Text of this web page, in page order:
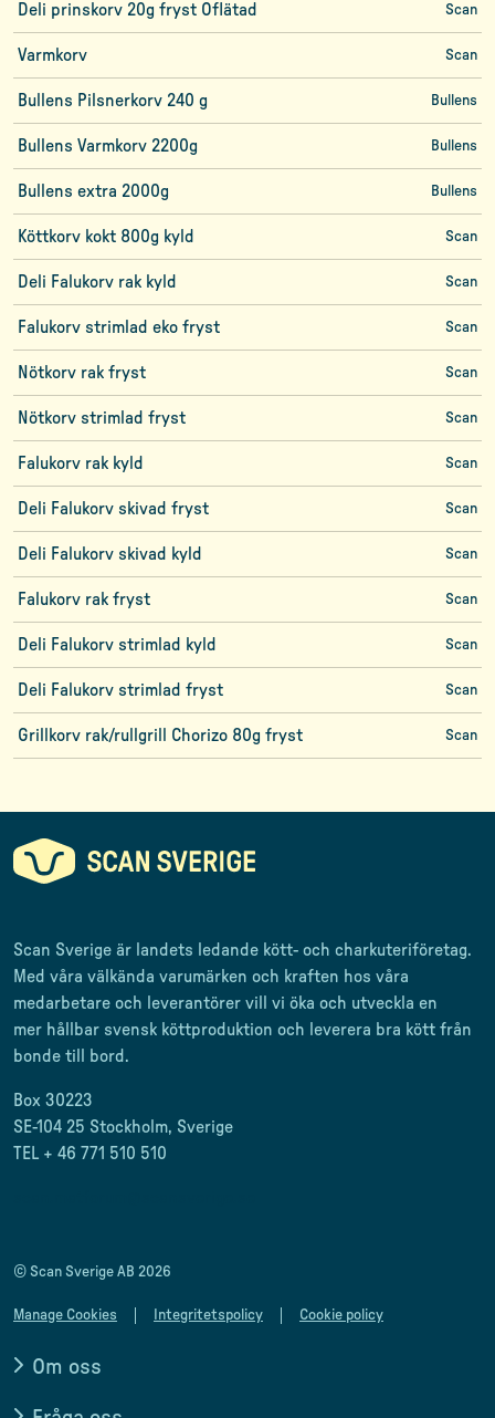
Deli prinskorv 20g fryst Oflätad Scan
Varmkorv Scan
Bullens Pilsnerkorv 240 g Bullens
Bullens Varmkorv 2200g Bullens
Bullens extra 2000g Bullens
Köttkorv kokt 800g kyld Scan
Deli Falukorv rak kyld Scan
Falukorv strimlad eko fryst Scan
Nötkorv rak fryst Scan
Nötkorv strimlad fryst Scan
Falukorv rak kyld Scan
Deli Falukorv skivad fryst Scan
Deli Falukorv skivad kyld Scan
Falukorv rak fryst Scan
Deli Falukorv strimlad kyld Scan
Deli Falukorv strimlad fryst Scan
Grillkorv rak/rullgrill Chorizo 80g fryst Scan
Scan Sverige är landets ledande kött- och charkuteriföretag.
Med våra välkända varumärken och kraften hos våra
medarbetare och leverantörer vill vi öka och utveckla en
mer hållbar svensk köttproduktion och leverera bra kött från
bonde till
bord.
Box 30223
SE-104 25 Stockholm, Sverige
TEL + 46 771 510 510
© Scan Sverige AB 2026
Manage Cookies Integritetspolicy Cookie policy
Om oss